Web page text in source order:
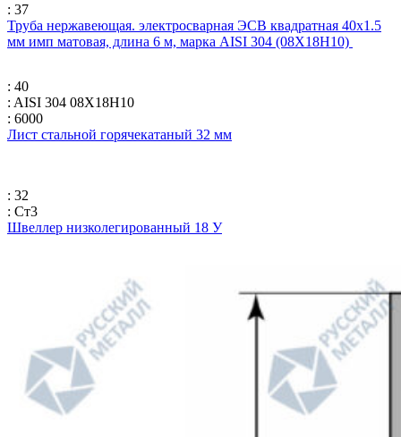
: 37
Труба нержавеющая. электросварная ЭСВ квадратная 40х1.5
мм имп матовая, длина 6 м, марка AISI 304 (08Х18Н10)
: 40
: AISI 304 08Х18Н10
: 6000
Лист стальной горячекатаный 32 мм
: 32
: Ст3
Швеллер низколегированный 18 У